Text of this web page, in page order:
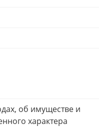
об имуществе и
характера